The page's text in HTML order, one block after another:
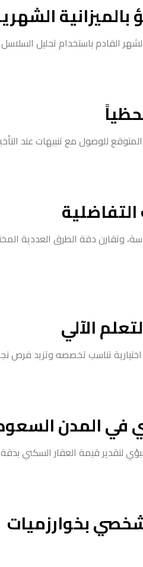
القادم باستخدام تحليل السلاسل
وتقارن دقة الطرق العددية
الآلي
تناسب تخصصه وتزيد فرص
في المدن
لتقدير قيمة العقار السكني
بخوارزميات